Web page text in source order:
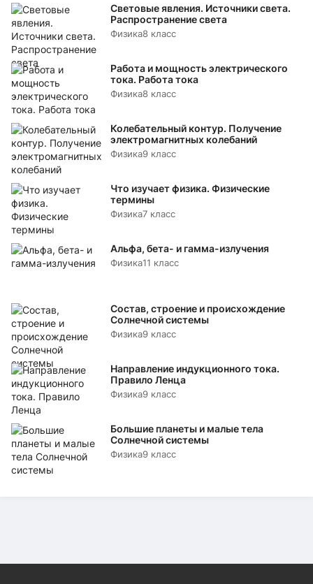
Световые явления. Источники света.
Распространение света
Физика8 класс
Работа и мощность электрического
тока. Работа тока
Физика8 класс
Колебательный контур. Получение
электромагнитных колебаний
Физика9 класс
Что изучает физика. Физические
термины
Физика7 класс
Альфа, бета- и гамма-излучения
Физика11 класс
Состав, строение и происхождение
Солнечной системы
Физика9 класс
Направление индукционного тока.
Правило Ленца
Физика9 класс
Большие планеты и малые тела
Солнечной системы
Физика9 класс